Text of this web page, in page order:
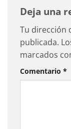
Deja una
Tu dirección
publicada.
marcados
Comentario *